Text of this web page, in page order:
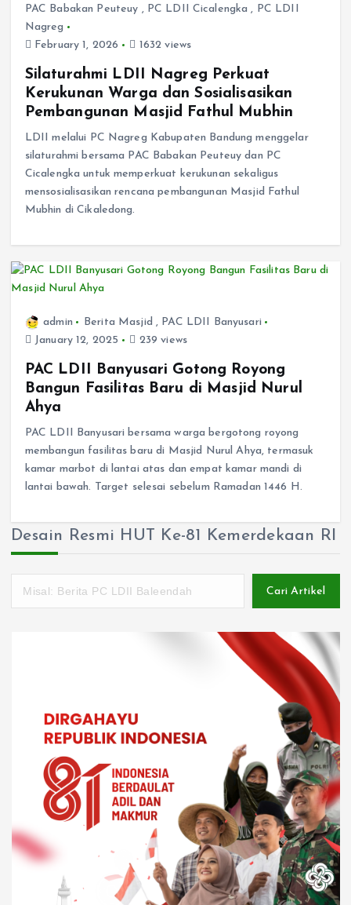
PAC Babakan Peuteuy , PC LDII Cicalengka , PC LDII
Nagreg
February 1, 2026
1632 views
Silaturahmi LDII Nagreg Perkuat
Kerukunan Warga dan Sosialisasikan
Pembangunan Masjid Fathul Mubhin
LDII melalui PC Nagreg Kabupaten Bandung menggelar
silaturahmi bersama PAC Babakan Peuteuy dan PC
Cicalengka untuk memperkuat kerukunan sekaligus
mensosialisasikan rencana pembangunan Masjid Fathul
Mubhin di Cikaledong.
admin Berita Masjid , PAC LDII Banyusari
January 12, 2025
239 views
PAC LDII Banyusari Gotong Royong
Bangun Fasilitas Baru di Masjid Nurul
Ahya
PAC LDII Banyusari bersama warga bergotong royong
membangun fasilitas baru di Masjid Nurul Ahya, termasuk
kamar marbot di lantai atas dan empat kamar mandi di
lantai bawah. Target selesai sebelum Ramadan 1446 H.
Desain Resmi HUT Ke-81 Kemerdekaan RI
Cari Artikel